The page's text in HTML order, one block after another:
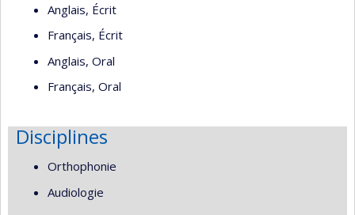
Anglais, Écrit
Français, Écrit
Anglais, Oral
Français, Oral
Disciplines
Orthophonie
Audiologie